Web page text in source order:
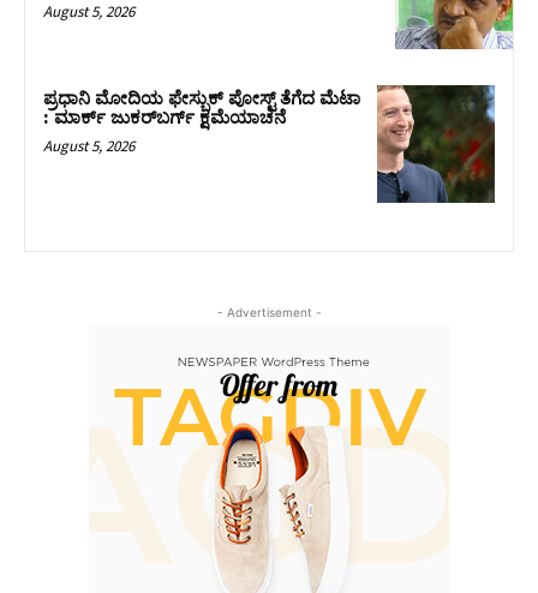
August 5, 2026
ಪ್ರಧಾನಿ ಮೋದಿಯ ಫೇಸ್ಬುಕ್‌ ಪೋಸ್ಟ್‌ ತೆಗೆದ ಮೆಟಾ
: ಮಾರ್ಕ್ ಜುಕರ್‌ಬರ್ಗ್ ಕ್ಷಮೆಯಾಚನೆ
August 5, 2026
- Advertisement -